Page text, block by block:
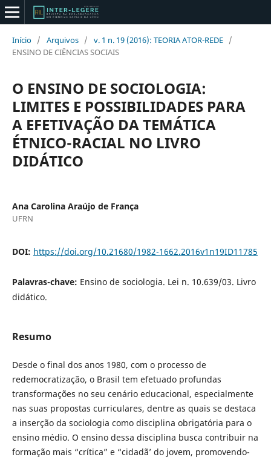
Início / Arquivos / v. 1 n. 19 (2016): TEORIA ATOR-REDE /
ENSINO DE CIÊNCIAS SOCIAIS
O ENSINO DE SOCIOLOGIA:
LIMITES E POSSIBILIDADES PARA
A EFETIVAÇÃO DA TEMÁTICA
ÉTNICO-RACIAL NO LIVRO
DIDÁTICO
Ana Carolina Araújo de França
UFRN
DOI: https://doi.org/10.21680/1982-1662.2016v1n19ID11785
Palavras-chave: Ensino de sociologia. Lei n. 10.639/03. Livro
didático.
Resumo
Desde o final dos anos 1980, com o processo de
redemocratização, o Brasil tem efetuado profundas
transformações no seu cenário educacional, especialmente
nas suas propostas curriculares, dentre as quais se destaca
a inserção da sociologia como disciplina obrigatória para o
ensino médio. O ensino dessa disciplina busca contribuir na
formação mais “crítica” e “cidadã’ do jovem, promovendo-